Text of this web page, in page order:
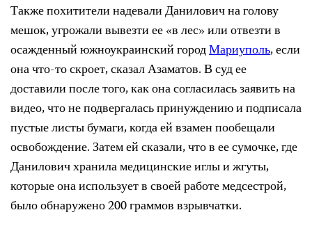
Также похитители надевали Данилович на голову
мешок, угрожали вывезти ее «в лес» или отвезти в
осажденный южноукраинский городМариуполь, если
она что-то скроет, сказал Азаматов. В суд ее
доставили после того, как она согласилась заявить на
видео, что не подвергалась принуждению и подписала
пустые листы бумаги, когда ей взамен пообещали
освобождение. Затем ей сказали, что в ее сумочке, где
Данилович хранила медицинские иглы и жгуты,
которые она использует в своей работе медсестрой,
было обнаружено 200 граммов взрывчатки.